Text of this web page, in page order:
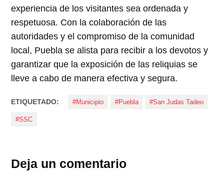
experiencia de los visitantes sea ordenada y
respetuosa. Con la colaboración de las
autoridades y el compromiso de la comunidad
local, Puebla se alista para recibir a los devotos y
garantizar que la exposición de las reliquias se
lleve a cabo de manera efectiva y segura.
ETIQUETADO: #Municipio #Puebla #San Judas Tadeo
#SSC
Deja un comentario